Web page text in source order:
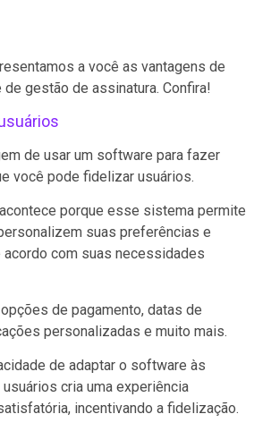
a você as vantagens de
gestão de assinatura. Confira!
de usar um software para fazer
você pode fidelizar usuários.
porque esse sistema permite
suas preferências e
com suas necessidades
de pagamento, datas de
personalizadas e muito mais.
de adaptar o software às
cria uma experiência
incentivando a fidelização.